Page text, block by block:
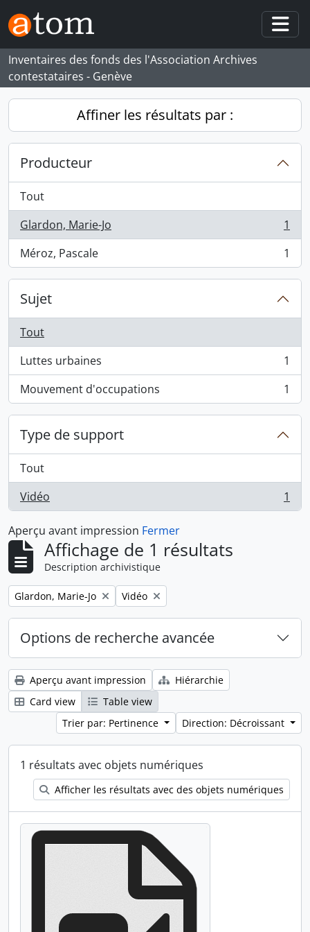
Skip to main content
Inventaires des fonds des l'Association Archives
contestataires - Genève
Affiner les résultats par :
Producteur
Tout
Glardon, Marie-Jo
, 1 résultats
1
Méroz, Pascale
, 1 résultats 1
Sujet
Tout
Luttes urbaines
, 1 résultats
1
Mouvement d'occupations
, 1 résultats 1
Type de support
Tout
Vidéo
, 1 résultats 1
Aperçu avant impression Fermer
Affichage de 1 résultats
Description archivistique
Remove filter:
Glardon, Marie-Jo Remove filter:
Vidéo
Options de recherche avancée
Aperçu avant impression
Hiérarchie
Card view
Table view
Trier par: Pertinence
Direction: Décroissant
1 résultats avec objets numériques
Afficher les résultats avec des objets numériques